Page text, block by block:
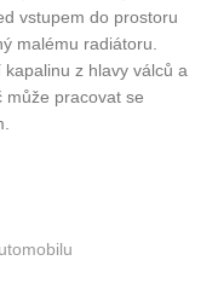
vstupem do prostoru
malému radiátoru.
z hlavy válců a
může pracovat se